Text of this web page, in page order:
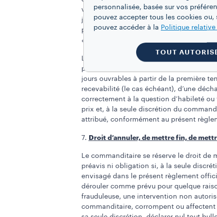
vidéoconférence à un moment qui
jours ouvrables suivant son envoi par le
promotion de toute responsabilité liée
«
»); et (iv) se conformer par
Le retour de tout prix ou toute
participant(e) sélectionné(e) ou
jours ouvrables à partir de la première
recevabilité (le cas échéant), d’une
correctement à la question d’habileté
prix et, à la seule discrétion du
attribué, conformément au présent
7. Droit d’annuler, de mettre fin, de
Le commanditaire se réserve le droit de
préavis ni obligation si, à la seule
envisagé dans le présent règlement
dérouler comme prévu pour quelque
frauduleuse, une intervention non
commanditaire, corrompent ou affectent
personnalisée, basée sur vos
pouvez accepter tous les cookies
pouvez accéder à la Politique
TOUT